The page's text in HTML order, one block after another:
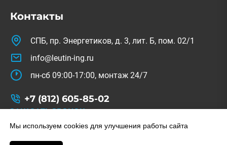
© Copyright 2022-2026. All Rights Reserved.
На сайте используются изображения с freepik.com
Контакты
СПБ, пр. Энергетиков, д. 3, лит. Б, пом. 02/1
info@leutin-ing.ru
пн-сб 09:00-17:00, монтаж 24/7
+7 (812) 605-85-02
ЗАКАЗАТЬ ЗВОНОК
Мы используем cookies для улучшения работы сайта